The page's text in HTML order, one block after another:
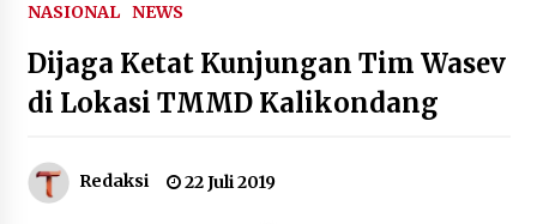
Semarak HUT ke-81 RI, Lapas
Perempuan Tangerang Ikuti Donor
Darah dan Fun Walk Kementerian
9 Agustus 2026
NASIONAL NEWS
Dijaga Ketat Kunjungan Tim Wasev
di Lokasi TMMD Kalikondang
Redaksi 22 Juli 2019